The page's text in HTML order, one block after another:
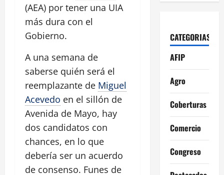
(AEA) por tener una UIA
más dura con el
Gobierno.
A una semana de
saberse quién será el
reemplazante de Miguel
Acevedo en el sillón de
Avenida de Mayo, hay
dos candidatos con
chances, en lo que
debería ser un acuerdo
de consenso. Funes de
CATEGORIAS
AFIP
Agro
Coberturas
Comercio
Congreso